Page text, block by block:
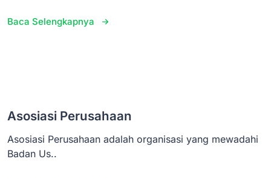
Baca Selengkapnya
Asosiasi Perusahaan
Asosiasi Perusahaan adalah organisasi yang mewadahi
Badan Us..